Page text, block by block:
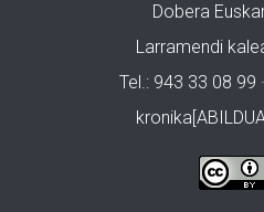
Dobera
Larramendi
Tel.: 943 33 08 99